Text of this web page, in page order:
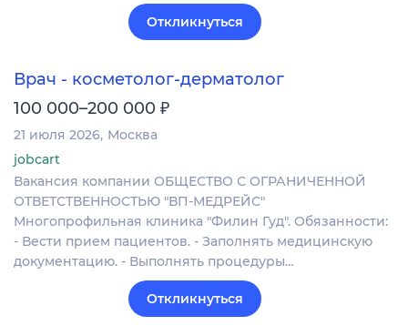
Откликнуться
Врач - косметолог-дерматолог
100 000–200 000 ₽
21 июля 2026 Москва
jobcart
Вакансия компании ОБЩЕСТВО С ОГРАНИЧЕННОЙ
ОТВЕТСТВЕННОСТЬЮ "ВП-МЕДРЕЙС"
Многопрофильная клиника "Филин Гуд". Обязанности:
- Вести прием пациентов. - Заполнять медицинскую
документацию. - Выполнять процедуры…
Откликнуться